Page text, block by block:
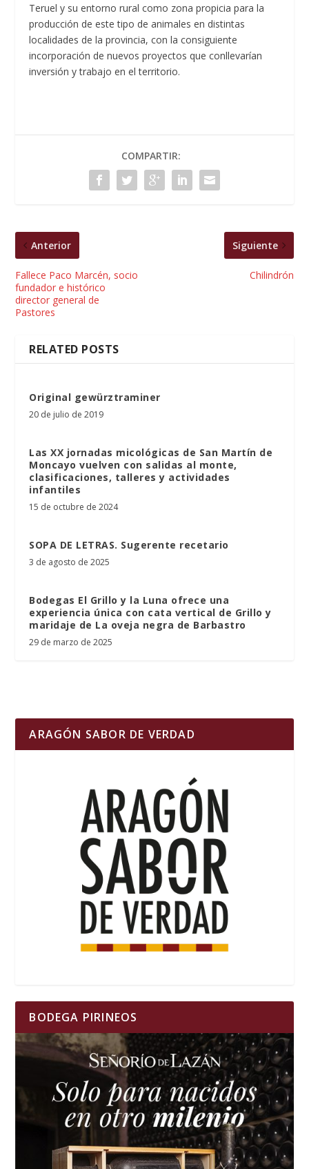
Teruel y su entorno rural como zona propicia para la
producción de este tipo de animales en distintas
localidades de la provincia, con la consiguiente
incorporación de nuevos proyectos que conllevarían
inversión y trabajo en el territorio.
COMPARTIR:
Anterior
Fallece Paco Marcén, socio
fundador e histórico
director general de
Pastores
Siguiente
Chilindrón
RELATED POSTS
Original gewürztraminer
20 de julio de 2019
Las XX jornadas micológicas de San Martín de
Moncayo vuelven con salidas al monte,
clasificaciones, talleres y actividades
infantiles
15 de octubre de 2024
SOPA DE LETRAS. Sugerente recetario
3 de agosto de 2025
Bodegas El Grillo y la Luna ofrece una
experiencia única con cata vertical de Grillo y
maridaje de La oveja negra de Barbastro
29 de marzo de 2025
ARAGÓN SABOR DE VERDAD
BODEGA PIRINEOS